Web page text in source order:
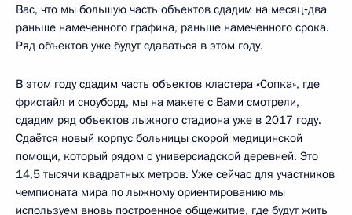
Вас, что мы большую часть объектов сдадим на месяц‑два
раньше намеченного графика, раньше намеченного срока.
Ряд объектов уже будут сдаваться в этом году.
В этом году сдадим часть объектов кластера «Сопка», где
фристайл и сноуборд, мы на макете с Вами смотрели,
сдадим ряд объектов лыжного стадиона уже в 2017 году.
Сдаётся новый корпус больницы скорой медицинской
помощи, который рядом с универсиадской деревней. Это
14,5 тысячи квадратных метров. Уже сейчас для участников
чемпионата мира по лыжному ориентированию мы
используем вновь построенное общежитие, где будут жить